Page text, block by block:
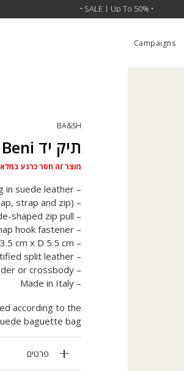
SALE | 30% OFF SITEWIDE
• SALE | Up To 50% •
Campaigns
BA&SH
תיק יד Sac S Beni
מוצר זה חסר כרגע במלאי
– Supple baguette bag in suede leather
– Three functional exterior pockets (fastening with flap, strap and zip)
– Zip fastening with signature spade-shaped zip pull
– Removable, adjustable shoulder strap with ba&sh snap hook fastener
– Dimensions: W 28 cm x H 13.5 cm x D 5.5 cm
– Made with LWG-certified split leather
– Can be carried on the shoulder or crossbody
– Made in Italy
according to the
baguette bag
פרטים